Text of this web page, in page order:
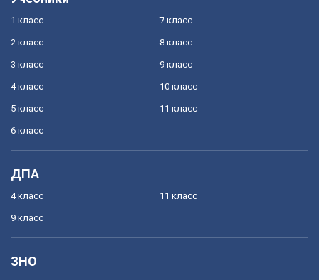
1 класс
2 класс
3 класс
4 класс
5 класс
6 класс
7 класс
8 класс
9 класс
10 класс
11 класс
ДПА
4 класс
9 класс
11 класс
ЗНО